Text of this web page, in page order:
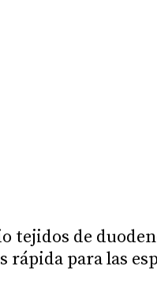
tejidos de
para las